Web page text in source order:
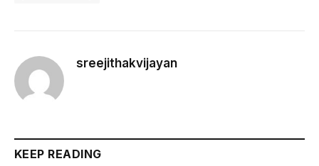
sreejithakvijayan
KEEP READING